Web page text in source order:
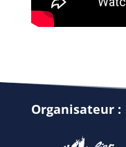
Organisateur :